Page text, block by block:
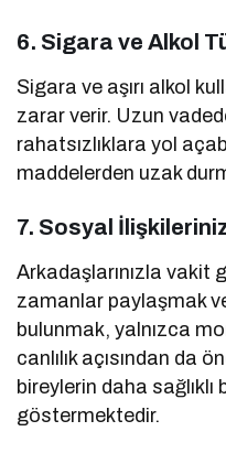
6. Sigara ve Alkol
Sigara ve aşırı alkol
zarar verir. Uzun
rahatsızlıklara yol
maddelerden uzak
7. Sosyal
Arkadaşlarınızla vakit
zamanlar paylaşmak
bulunmak, yalnızca
canlılık açısından da
bireylerin daha
göstermektedir.